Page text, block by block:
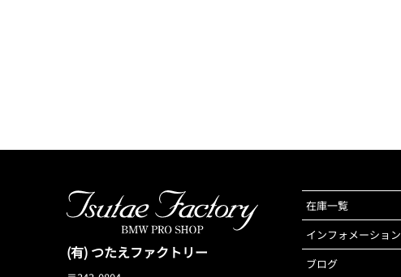
(有) つたえファクトリー
在庫一覧
インフォメーション
ブログ